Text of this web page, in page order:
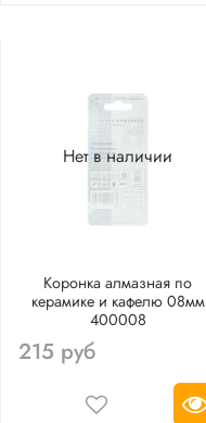
Нет в наличии
Коронка алмазная по
керамике и кафелю 08мм
400008
215 руб